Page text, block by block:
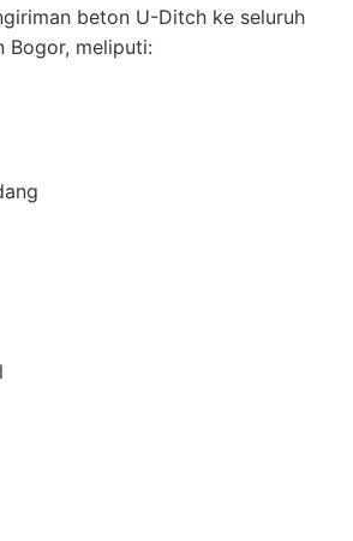
beton U-Ditch ke seluruh
Bogor, meliputi: